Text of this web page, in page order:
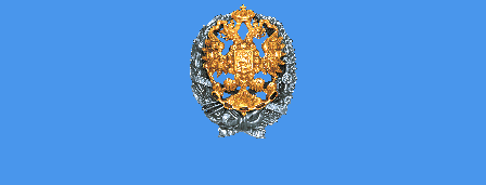
Перейти к основному содержанию